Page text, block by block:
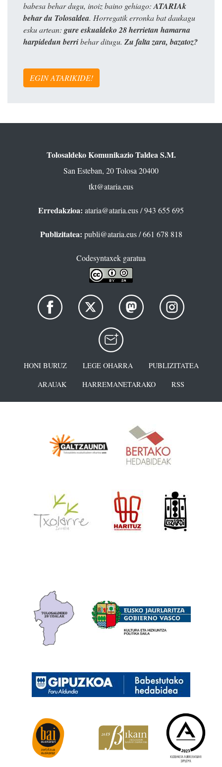
babesa behar dugu, inoiz baino gehiago: ATARIAk
behar du Tolosaldea. Horregatik erronka bat daukagu
esku artean: gure eskualdeko 28 herrietan hamarna
harpidedun berribehar ditugu. Zu falta zara, bazatoz?
EGIN ATARIKIDE!
Tolosaldeko Komunikazio Taldea S.M.
San Esteban, 20 Tolosa 20400
tkt@ataria.eus
Erredakzioa: ataria@ataria.eus/ 943 655 695
Publizitatea: publi@ataria.eus/ 661 678 818
Codesyntaxek garatua
HONI BURUZ LEGE OHARRA
PUBLIZITATEA
ARAUAK
HARREMANETARAKO RSS